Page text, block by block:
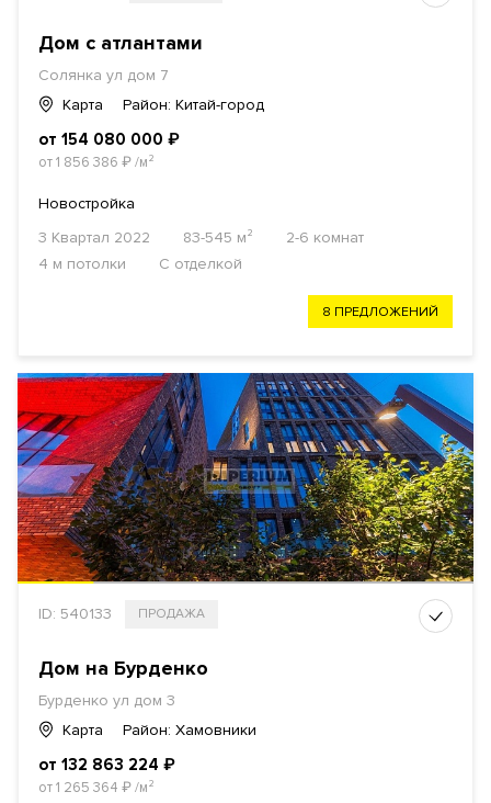
Дом с атлантами
Солянка ул дом 7
Карта
Район: Китай-город
от 154 080 000 ₽
от 1 856 386 ₽/м²
Новостройка
3 Квартал 2022
83-545 м²
2-6 комнат
4 м потолки
С отделкой
8 ПРЕДЛОЖЕНИЙ
ID: 540133 ПРОДАЖА
Дом на Бурденко
Бурденко ул дом 3
Карта
Район: Хамовники
от 132 863 224 ₽
от 1 265 364 ₽/м²